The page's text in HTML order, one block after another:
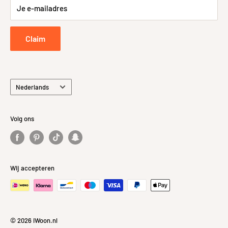
Retourneren
Privacybeleid
Je e-mailadres
Claim
Taal
Nederlands
Volg ons
Wij accepteren
© 2026 iWoon.nl